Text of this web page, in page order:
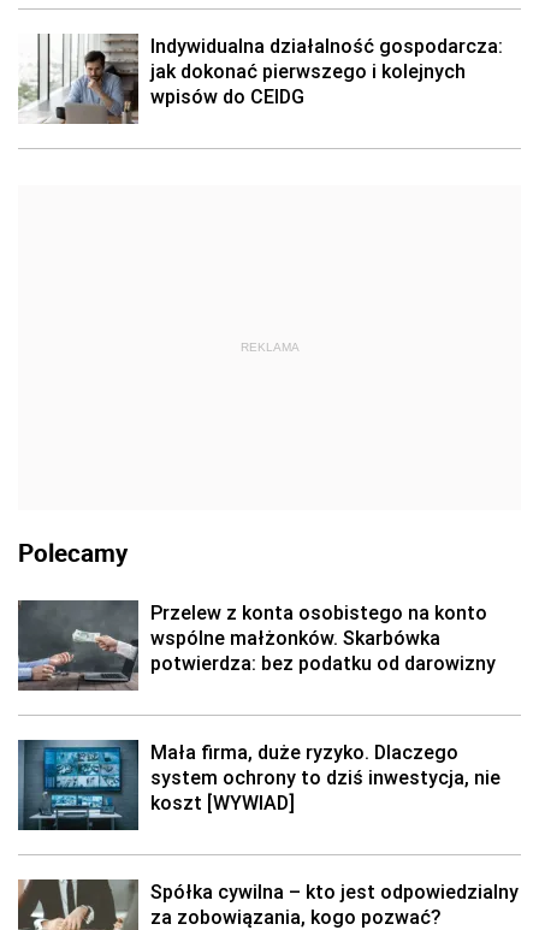
Indywidualna działalność gospodarcza:
jak dokonać pierwszego i kolejnych
wpisów do CEIDG
REKLAMA
Polecamy
Przelew z konta osobistego na konto
wspólne małżonków. Skarbówka
potwierdza: bez podatku od darowizny
Mała firma, duże ryzyko. Dlaczego
system ochrony to dziś inwestycja, nie
koszt [WYWIAD]
Spółka cywilna – kto jest odpowiedzialny
za zobowiązania, kogo pozwać?